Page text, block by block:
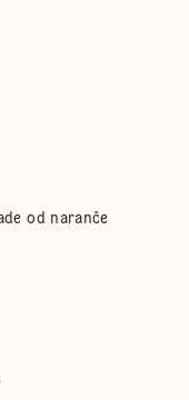
od naranče